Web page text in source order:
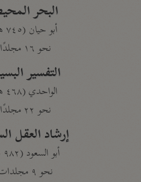
البحر
أبو حيان (٧٤٥ هـ)
نحو ١٦ مجلدًا
التفسير
الواحدي (٤٦٨ هـ)
نحو ٢٢ مجلدًا
إرشاد العقل
أبو السعود (٩٨٢ هـ)
نحو ٩ مجلدات